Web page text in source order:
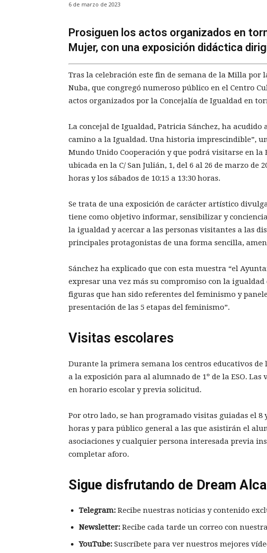
6 de marzo de 2023
Prosiguen los actos organizados en
Mujer, con una exposición didáctica
Tras la celebración este fin de semana de la Milla por
Nuba, que congregó numeroso público en el Centro
actos organizados por la Concejalía de Igualdad en
La concejal de Igualdad, Patricia Sánchez, ha
camino a la Igualdad. Una historia imprescindible”,
Mundo Unido Cooperación y que podrá visitarse en
ubicada en la C/ San Julián, 1, del 6 al 26 de marzo de
horas y los sábados de 10:15 a 13:30 horas.
Se trata de una exposición de carácter artístico
tiene como objetivo informar, sensibilizar y
la igualdad y acercar a las personas visitantes a las
principales protagonistas de una forma sencilla,
Sánchez ha explicado que con esta muestra “el
expresar una vez más su compromiso con la
figuras que han sido referentes del feminismo y
presentación de las 5 etapas del feminismo”.
Visitas escolares
Durante la primera semana los centros educativos
a la exposición para al alumnado de 1º de la ESO. Las
en horario escolar y previa solicitud.
Por otro lado, se han programado visitas guiadas el 8
horas y para público general a las que asistirán el
asociaciones y cualquier persona interesada previa
completar aforo.
Sigue disfrutando de Dream
Telegram: Recibe nuestras noticias y contenido
Newsletter: Recibe cada tarde un correo con
YouTube: Suscríbete para ver nuestros mejores